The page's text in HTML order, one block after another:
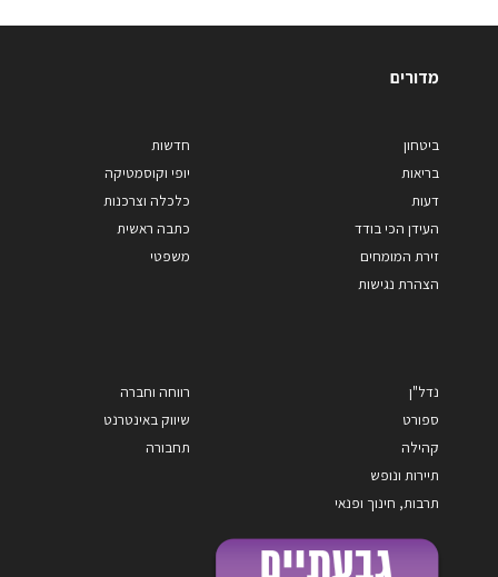
מדורים
ביטחון
בריאות
דעות
העידן הכי בודד
זירת המומחים
הצהרת נגישות
חדשות
יופי וקוסמטיקה
כלכלה וצרכנות
כתבה ראשית
משפטי
נדל"ן
ספורט
קהילה
תיירות ונופש
תרבות, חינוך ופנאי
רווחה וחברה
שיווק באינטרנט
תחבורה